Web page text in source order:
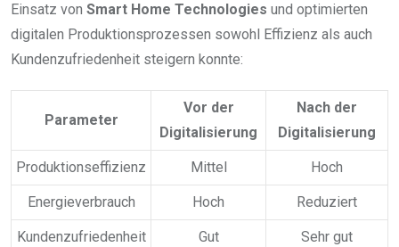
Einsatz von Smart Home Technologies und optimierten
digitalen Produktionsprozessen sowohl Effizienz als auch
Kundenzufriedenheit steigern konnte:
Parameter
Vor der
Digitalisierung
Nach der
Digitalisierung
Produktionseffizienz Mittel Hoch
Energieverbrauch Hoch Reduziert
Kundenzufriedenheit Gut Sehr gut